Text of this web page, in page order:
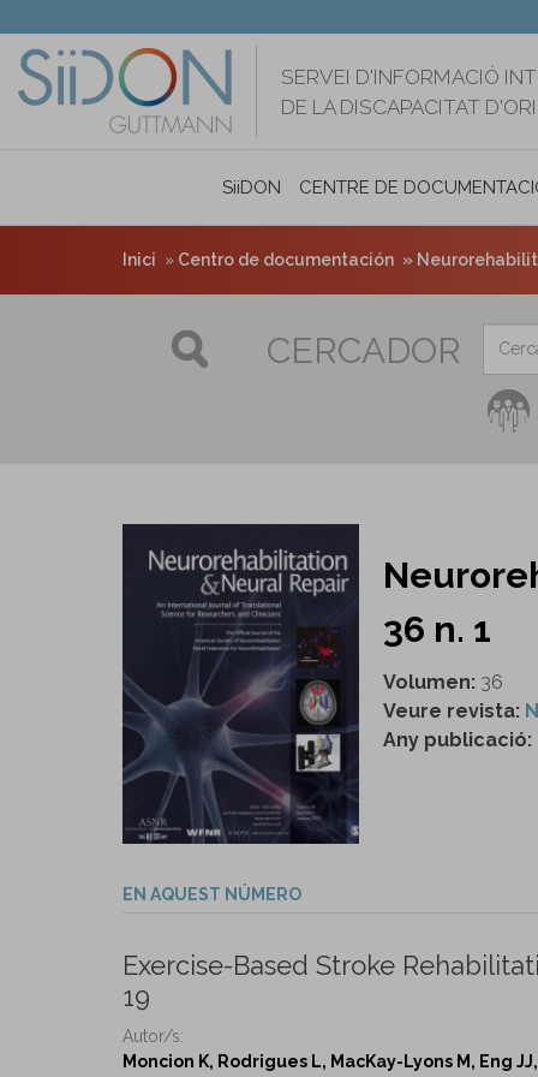
contingut
SERVEI D'INFORMACIÓ
DE LA DISCAPACITAT
SiiDON CENTRE DE
Inici Centro de documentación
CERCADOR
36 n. 1
Volumen: 36
Veure revista:
Any publicació:
EN AQUEST NÚMERO
Exercise-Based Stroke
19
Autor/s:
Moncion K, Rodrigues L, MacKay-Lyons M, Eng